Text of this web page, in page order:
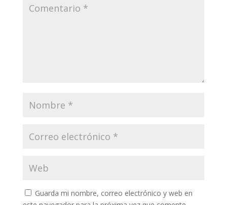
Guarda mi nombre, correo electrónico y web en